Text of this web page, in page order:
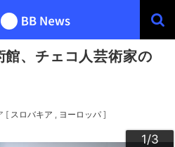
、チェコ人芸術家の
[ スロバキア ヨーロッパ ]
1/3
2/3
3/3